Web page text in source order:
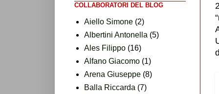
COLLABORATORI DEL BLOG
Aiello Simone (2)
Albertini Antonella (5)
Ales Filippo (16)
Alfano Giacomo (1)
Arena Giuseppe (8)
Balla Riccarda (7)